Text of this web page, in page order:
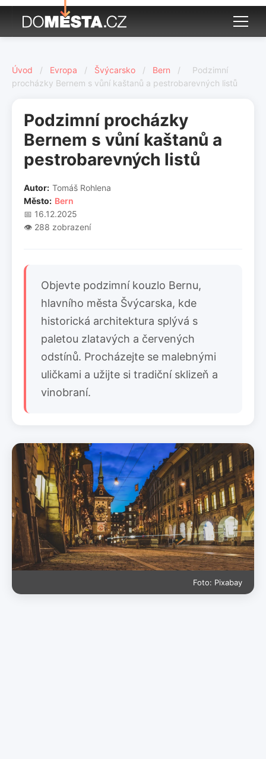
Úvod / Evropa / Švýcarsko / Bern /
Podzimní
procházky Bernem s vůní kaštanů a pestrobarevných listů
Podzimní procházky
Bernem s vůní kaštanů a
pestrobarevných listů
Autor: Tomáš Rohlena
Město: Bern
📅 16.12.2025
👁️ 288 zobrazení
Objevte podzimní kouzlo Bernu,
hlavního města Švýcarska, kde
historická architektura splývá s
paletou zlatavých a červených
odstínů. Procházejte se malebnými
uličkami a užijte si tradiční sklizeň a
vinobraní.
Foto: Pixabay